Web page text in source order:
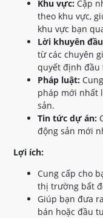
Khu vực: Cập
theo khu vực,
khu vực bạn
Lời khuyên
từ các chuyên
quyết định đầu
Pháp luật:
pháp mới nhất
sản.
Tin tức dự án:
động sản mới
Lợi ích:
Cung cấp cho
thị trường bất
Giúp bạn đưa
bán hoặc đầu